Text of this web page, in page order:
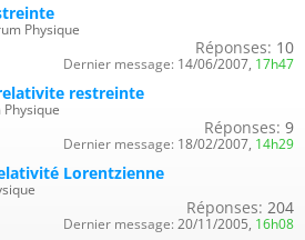
Physique
Réponses: 10
Dernier message: 14/06/2007, 17h47
restreinte
Réponses: 9
Dernier message: 18/02/2007, 14h29
Lorentzienne
Réponses: 204
Dernier message: 20/11/2005, 16h08